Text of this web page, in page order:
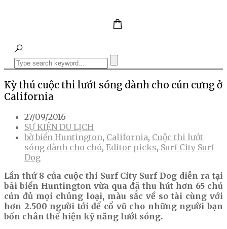
Kỳ thú cuộc thi lướt sóng dành cho cún cưng ở
California
27/09/2016
SỰ KIỆN DU LỊCH
bờ biển Huntington, California, Cuộc thi lướt
sóng dành cho chó, Editor picks, Surf City Surf
Dog
Lần thứ 8 của cuộc thi Surf City Surf Dog diễn ra tại
bãi biển Huntington vừa qua đã thu hút hơn 65 chú
cún đủ mọi chủng loại, màu sắc về so tài cùng với
hơn 2.500 người tới để cổ vũ cho những người bạn
bốn chân thể hiện kỹ năng lướt sóng.